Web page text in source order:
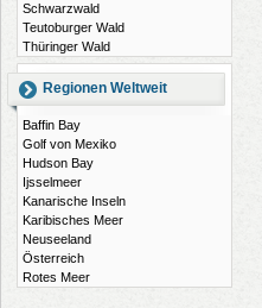
Schwarzwald
Teutoburger Wald
Thüringer Wald
Regionen Weltweit
Baffin Bay
Golf von Mexiko
Hudson Bay
Ijsselmeer
Kanarische Inseln
Karibisches Meer
Neuseeland
Österreich
Rotes Meer